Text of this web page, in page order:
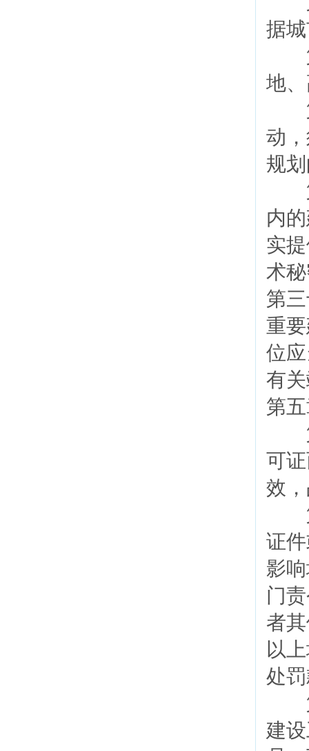
据
第
地
第
动
规
第
内
实
术
第
重
位
有
第
第
可
效
第
证
影
门
者
以
处
第
建